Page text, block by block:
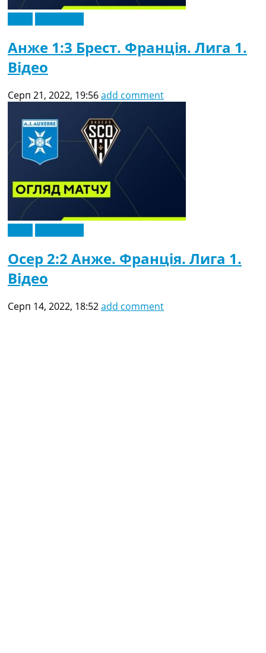
Анже 1:3 Брест. Франція. Лига 1.
Відео
Серп 21, 2022, 19:56add comment
Осер 2:2 Анже. Франція. Лига 1.
Відео
Серп 14, 2022, 18:52add comment